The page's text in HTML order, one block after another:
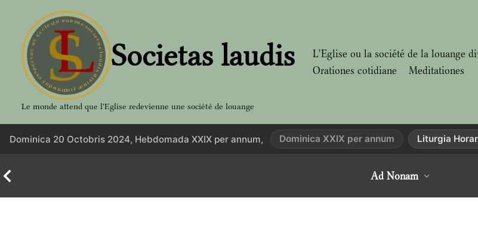
contenu
Societas laudis
Le monde attend que l'Eglise redevienne une société de louange
L’Eglise ou la société de la louange
Orationes cotidiane
Meditationes
Dominica 20 Octobris 2024, Hebdomada XXIX per annum, Dominica XXIX per annum Liturgia
Ad Nonam